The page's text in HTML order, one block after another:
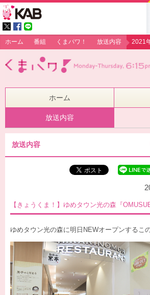
ホーム 番組 くまパワ！ 放送内容 2021年11月18日（木）【きょう
ホーム
放送内容
放送内容
【きょうくま！】ゆめタウン光の森『
ゆめタウン光の森に明日NEWオープンするこの